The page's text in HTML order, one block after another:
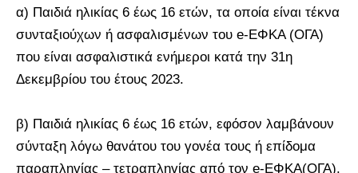
α) Παιδιά ηλικίας 6 έως 16 ετών, τα οποία είναι τέκνα
συνταξιούχων ή ασφαλισμένων του e-ΕΦΚΑ (ΟΓΑ)
που είναι ασφαλιστικά ενήμεροι κατά την 31η
Δεκεμβρίου του έτους 2023.
β) Παιδιά ηλικίας 6 έως 16 ετών, εφόσον λαμβάνουν
σύνταξη λόγω θανάτου του γονέα τους ή επίδομα
παραπληγίας – τετραπληγίας από τον e-ΕΦΚΑ(ΟΓΑ).